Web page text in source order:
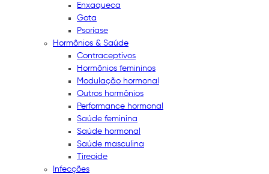
Enxaqueca
Gota
Psoríase
Hormônios & Saúde
Contraceptivos
Hormônios femininos
Modulação hormonal
Outros hormônios
Performance hormonal
Saúde feminina
Saúde hormonal
Saúde masculina
Tireoide
Infecções